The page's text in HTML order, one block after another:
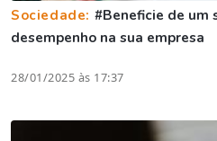
Sociedade: #Beneficie de um
desempenho na sua empresa
28/01/2025 às 17:37